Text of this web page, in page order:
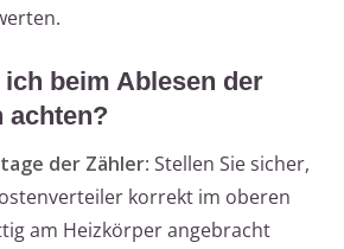
beim Ablesen der
achten?
der Zähler: Stellen Sie sicher,
korrekt im oberen
am Heizkörper angebracht